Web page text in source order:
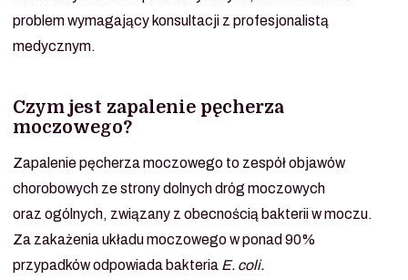
problem wymagający konsultacji z profesjonalistą
medycznym.
Czym jest zapalenie pęcherza
moczowego?
Zapalenie pęcherza moczowego to zespół objawów
chorobowych ze strony dolnych dróg moczowych
oraz ogólnych, związany z obecnością bakterii w moczu.
Za zakażenia układu moczowego w ponad 90%
przypadków odpowiada bakteria E. coli.